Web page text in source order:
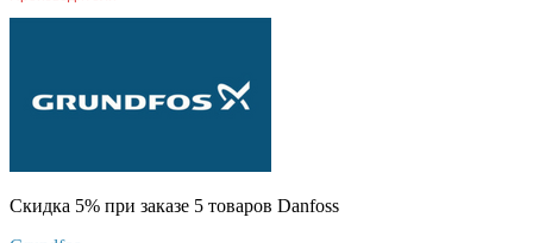
Скидка 5% при заказе 5 товаров Danfoss